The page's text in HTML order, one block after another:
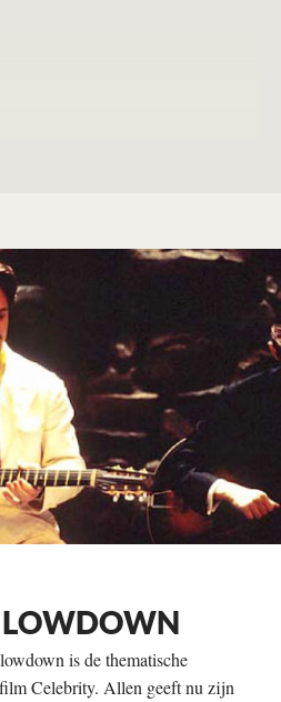
is de thematische
Celebrity. Allen geeft nu zijn